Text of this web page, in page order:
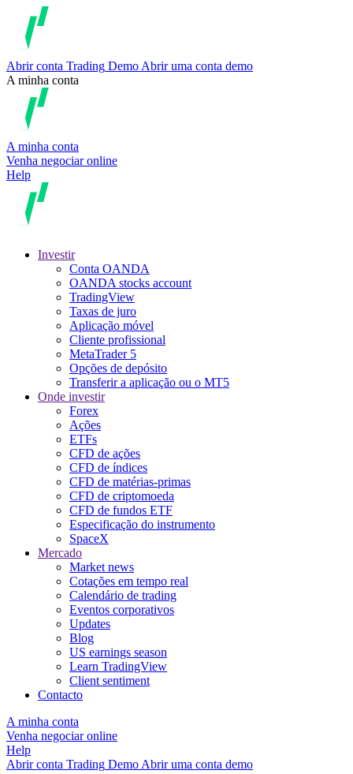
Abrir conta Trading Demo Abrir uma conta demo
A minha conta
A minha conta
Venha negociar online
Help
Investir
Conta OANDA
OANDA stocks account
TradingView
Taxas de juro
Aplicação móvel
Cliente profissional
MetaTrader 5
Opções de depósito
Transferir a aplicação ou o MT5
Onde investir
Forex
Ações
ETFs
CFD de ações
CFD de índices
CFD de matérias-primas
CFD de criptomoeda
CFD de fundos ETF
Especificação do instrumento
SpaceX
Mercado
Market news
Cotações em tempo real
Calendário de trading
Eventos corporativos
Updates
Blog
US earnings season
Learn TradingView
Client sentiment
Contacto
A minha conta
Venha negociar online
Help
Abrir conta Trading Demo Abrir uma conta demo